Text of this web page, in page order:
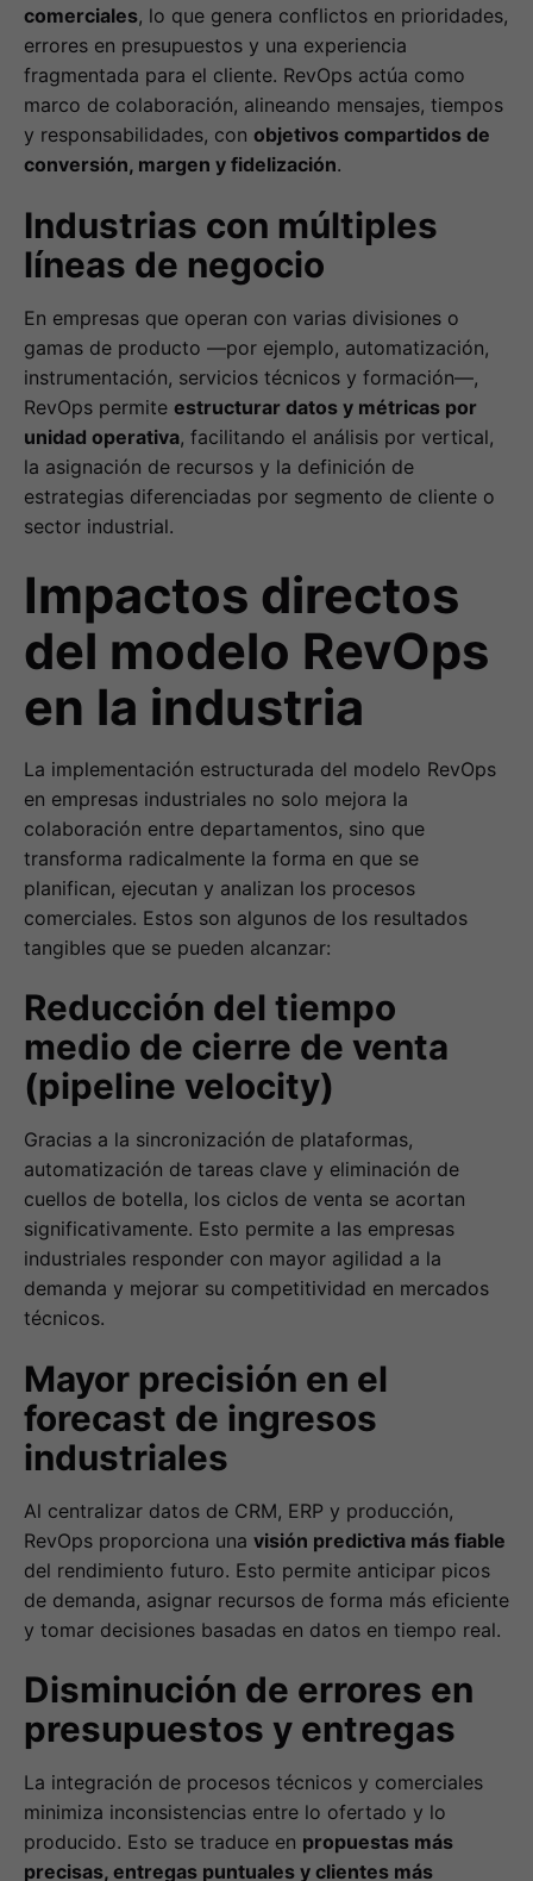
comerciales, lo que genera conflictos en prioridades,
errores en presupuestos y una experiencia
fragmentada para el cliente. RevOps actúa como
marco de colaboración, alineando mensajes, tiempos
y responsabilidades, con objetivos compartidos de
conversión, margen y fidelización.
Industrias con múltiples
líneas de negocio
En empresas que operan con varias divisiones o
gamas de producto —por ejemplo, automatización,
instrumentación, servicios técnicos y formación—,
RevOps permite estructurar datos y métricas por
unidad operativa, facilitando el análisis por vertical,
la asignación de recursos y la definición de
estrategias diferenciadas por segmento de cliente o
sector industrial.
Impactos directos
del modelo RevOps
en la industria
La implementación estructurada del modelo RevOps
en empresas industriales no solo mejora la
colaboración entre departamentos, sino que
transforma radicalmente la forma en que se
planifican, ejecutan y analizan los procesos
comerciales. Estos son algunos de los resultados
tangibles que se pueden alcanzar:
Reducción del tiempo
medio de cierre de venta
(pipeline velocity)
Gracias a la sincronización de plataformas,
automatización de tareas clave y eliminación de
cuellos de botella, los ciclos de venta se acortan
significativamente. Esto permite a las empresas
industriales responder con mayor agilidad a la
demanda y mejorar su competitividad en mercados
técnicos.
Mayor precisión en el
forecast de ingresos
industriales
Al centralizar datos de CRM, ERP y producción,
RevOps proporciona una visión predictiva más fiable
del rendimiento futuro. Esto permite anticipar picos
de demanda, asignar recursos de forma más eficiente
y tomar decisiones basadas en datos en tiempo real.
Disminución de errores en
presupuestos y entregas
La integración de procesos técnicos y comerciales
minimiza inconsistencias entre lo ofertado y lo
producido. Esto se traduce en propuestas más
precisas, entregas puntuales y clientes más